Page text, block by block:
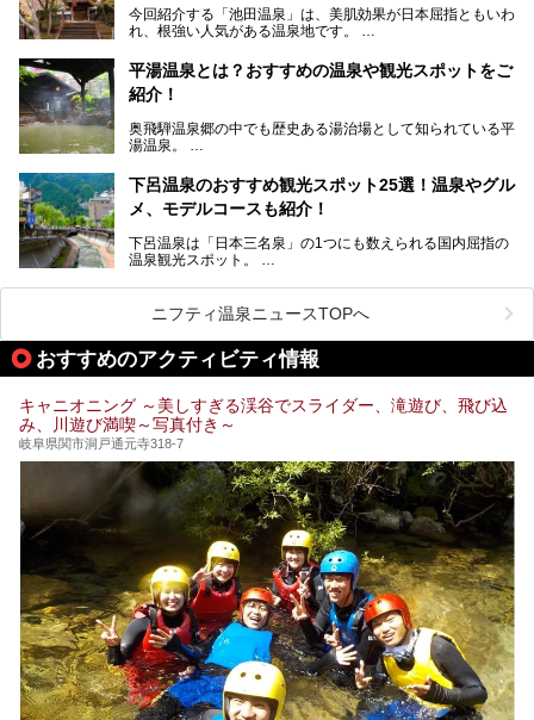
風呂を5ヶ所ご紹介したいと思います。いずれも素晴らしい
温泉ですよ！
今回紹介する「池田温泉」は、美肌効果が日本屈指ともいわ
れ、根強い人気がある温泉地です。
温泉旅として利用することができます。
池田温泉には道の駅があるなど、温泉、観光、買い物と、さ
そんな池田温泉の魅力を詳しく紹介していきます！
平湯温泉とは？おすすめの温泉や観光スポットをご
紹介！
奥飛騨温泉郷の中でも歴史ある湯治場として知られている平
湯温泉。
らの利用客も増え、ますます賑わいを見せています。そこで
今回は、平湯温泉の観光スポットとおすすめの温泉施設を紹
介します。気になる温泉をぜひチェックしてみてください。
下呂温泉のおすすめ観光スポット25選！温泉やグル
メ、モデルコースも紹介！
下呂温泉は「日本三名泉」の1つにも数えられる国内屈指の
温泉観光スポット。
のグルメを楽しんだり、周辺にある名所にも足を伸ばしたり
したいもの。
本記事では、下呂温泉エリアにあるおすすめの観光スポット
をご紹介するとともに散策する際のモデルコースもご提案。
下呂温泉観光をたっぷりとガイドします！
ニフティ温泉ニュースTOPへ
おすすめのアクティビティ情報
キャニオニング ～美しすぎる渓谷でスライダー、滝遊び、飛び込
み、川遊び満喫～写真付き～
岐阜県関市洞戸通元寺318-7